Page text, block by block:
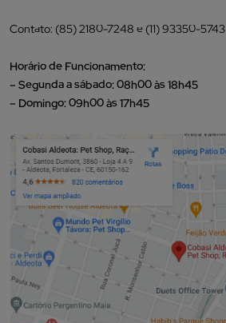
Contato: (85) 2180-7248 e (11) 93350-5743
Horário de Funcionamento:
– Segunda a sábado: 08h00 às 18h45
– Domingo: 09h00 às 17h45